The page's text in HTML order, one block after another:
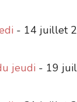
- 14 juillet
jeudi - 19